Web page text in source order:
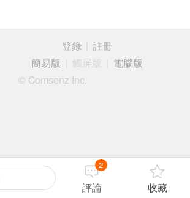
2
評論 收藏
登錄
註冊
簡易版
觸屏版
電腦版
© Comsenz Inc.